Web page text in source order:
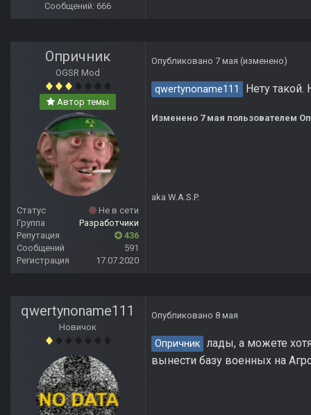
Сообщений: 666
Опричник
OGSR Mod
Автор темы
Статус
Не в сети
Группа
Разработчики
Репутация
436
Сообщений
591
Регистрация
17.07.2020
Опубликовано 7 мая (изменено)
qwertynoname111 Нету
Изменено 7 мая пользователем
aka W.A.S.P.
qwertynoname111
Новичок
Опубликовано 8 мая
Опричник лады, а можете
вынести базу военных на